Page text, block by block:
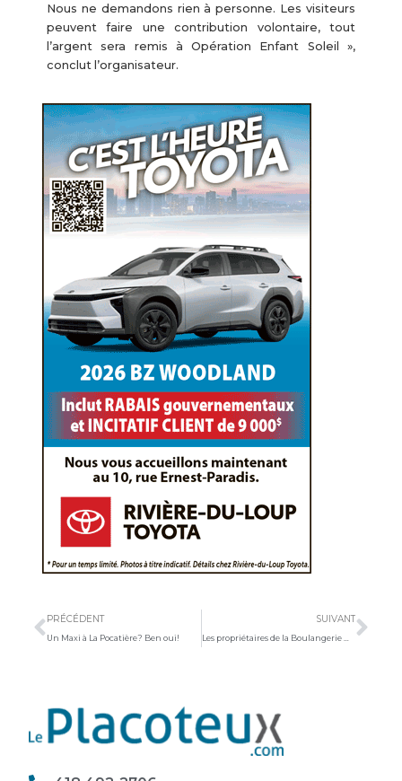
Nous ne demandons rien à personne. Les visiteurs
peuvent faire une contribution volontaire, tout
l’argent sera remis à Opération Enfant Soleil »,
conclut l’organisateur.
PRÉCÉDENT
Un Maxi à La Pocatière? Ben oui!
SUIVANT